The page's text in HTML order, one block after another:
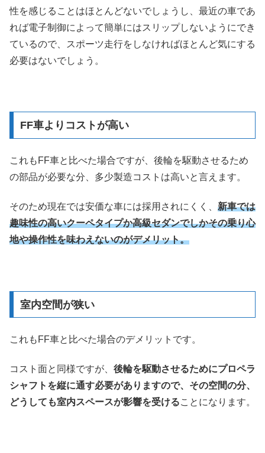
性を感じることはほとんどないでしょうし、最近の車であ
れば電子制御によって簡単にはスリップしないようにでき
ているので、スポーツ走行をしなければほとんど気にする
必要はないでしょう。
FF車よりコストが高い
これもFF車と比べた場合ですが、後輪を駆動させるため
の部品が必要な分、多少製造コストは高いと言えます。
そのため現在では安価な車には採用されにくく、 新車では
趣味性の高いクーペタイプか高級セダンでしかその乗り心
地や操作性を味わえないのがデメリット。
室内空間が狭い
これもFF車と比べた場合のデメリットです。
コスト面と同様ですが、 後輪を駆動させるためにプロペラ
シャフトを縦に通す必要がありますので、その空間の分、
どうしても室内スペースが影響を受けることになります。